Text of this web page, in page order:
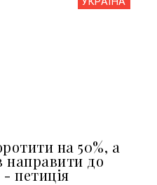
на 50%, а
направити до
- петиція